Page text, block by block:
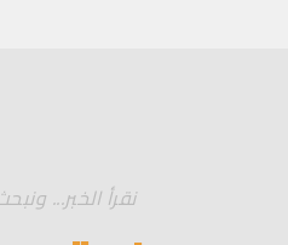
نقرأ الخبر...